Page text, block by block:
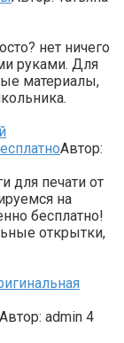
нет ничего
руками. Для
материалы,
Автор:
для печати от
на
бесплатно!
открытки,
Автор: admin 4